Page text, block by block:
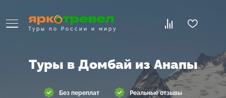
Туры по России и миру
Туры в Домбай из Анапы
Без переплат Реальные отзывы